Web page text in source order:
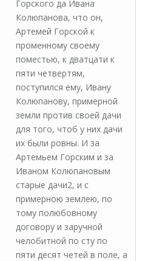
Горского да Ивана
Колюпанова, что он,
Артемей Горской к
променному своему
поместью, к дватцати к
пяти четвертям,
поступился ему, Ивану
Колюпанову, примерной
земли против своей дачи
для того, чтоб у них дачи
их были ровны. И за
Артемьем Горским и за
Иваном Колюпановым
старые дачи2, и с
примерною землею, по
тому полюбовному
договору и заручной
челобитной по сту по
пяти десят четей в поле, а